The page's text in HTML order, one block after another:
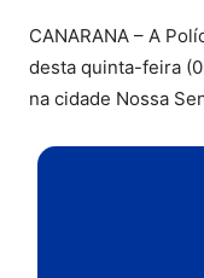
CANARANA – A
desta quinta-feira
na cidade Nossa